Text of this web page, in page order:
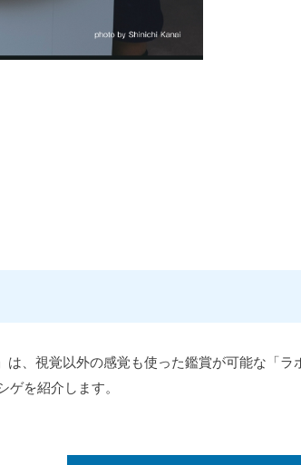
、視覚以外の感覚も使った鑑賞が可能な「ラ
を紹介します。